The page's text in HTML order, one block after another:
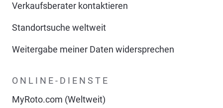
Verkaufsberater kontaktieren
Standortsuche weltweit
Weitergabe meiner Daten widersprechen
ONLINE-DIENSTE
MyRoto.com (Weltweit)